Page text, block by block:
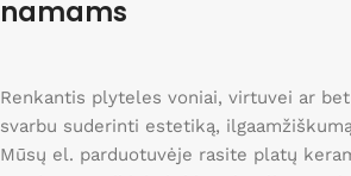
namams
Renkantis plyteles voniai, virtuvei ar
svarbu suderinti estetiką,
Mūsų el. parduotuvėje rasite platų